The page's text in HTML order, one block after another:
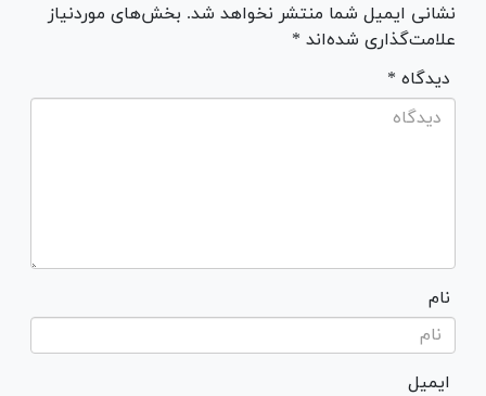
نشانی ایمیل شما منتشر نخواهد شد. بخش‌های موردنیاز
علامت‌گذاری شده‌اند *
* دیدگاه
نام
ایمیل